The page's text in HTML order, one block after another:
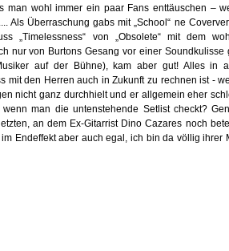
man wohl immer ein paar Fans enttäuschen –
Als Überraschung gabs mit „School“ ne
„Timelessness“ von „Obsolete“ mit dem
nur von Burtons Gesang vor einer Soundkulisse
auf der Bühne), kam aber gut! Alles in
mit den Herren auch in Zukunft zu rechnen ist -
nicht ganz durchhielt und er allgemein eher
man die untenstehende Setlist checkt?
an dem Ex-Gitarrist Dino Cazares noch
Endeffekt aber auch egal, ich bin da völlig ihrer